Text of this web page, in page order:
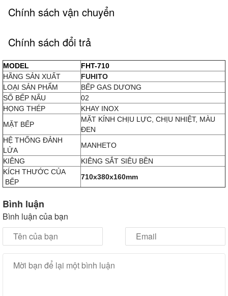
Chính sách vận chuyển
Chính sách đổi trả
MODEL
FHT-710
HÃNG SẢN XUẤT
FUHITO
LOẠI SẢN PHẨM
BẾP GAS DƯƠNG
SỐ BẾP NẤU
02
HỌNG THÉP
KHAY INOX
MẶT BẾP
MẶT KÍNH CHỊU LỰC, CHỊU NHIỆT, MÀU
ĐEN
HỆ THỐNG ĐẢNH
LỬA
MANHETO
KIÊNG
KIÊNG SẮT SIÊU BỀN
KÍCH THƯỚC CỦA
BẾP
710x380x160mm
Bình luận
Bình luận của bạn